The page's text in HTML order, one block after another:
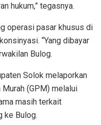
hukum,” tegasnya.
operasi pasar khusus di
“Yang dibayar
Bulog.
Solok melaporkan
Murah (GPM) melalui
masih terkait
ke Bulog.